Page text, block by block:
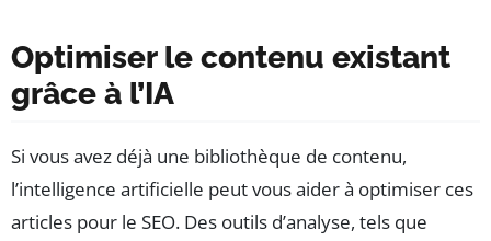
Optimiser le contenu existant
grâce à l’IA
Si vous avez déjà une bibliothèque de contenu,
l’intelligence artificielle peut vous aider à optimiser ces
articles pour le SEO. Des outils d’analyse, tels que